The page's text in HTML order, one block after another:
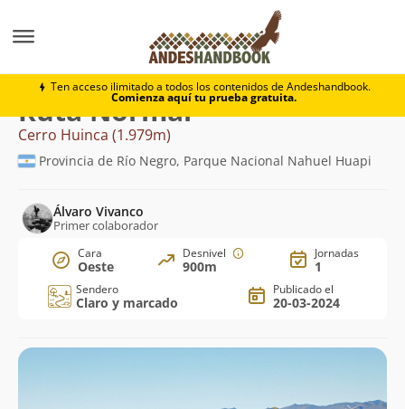
Ten acceso ilimitado a todos los contenidos de Andeshandbook.
Comienza aquí tu prueba gratuita.
Cerro Huinca Normal
Ruta Normal
Cerro Huinca (1.979m)
Provincia de Río Negro, Parque Nacional Nahuel Huapi
Álvaro Vivanco
Primer colaborador
Cara
Oeste
Desnivel
900m
Jornadas
1
Sendero
Claro y marcado
Publicado el
20-03-2024